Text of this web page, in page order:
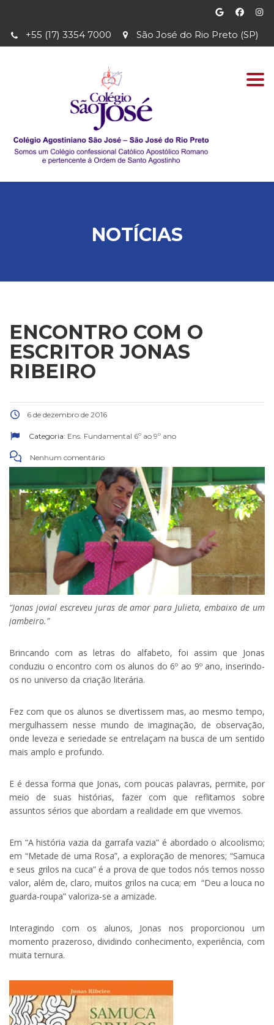
São José do Rio Preto (SP)
+55 (17) 3354 7000
NOTÍCIAS
ENCONTRO COM O
ESCRITOR JONAS
RIBEIRO
6 de dezembro de 2016
Categoria: Ens. Fundamental 6º ao 9º ano
Nenhum comentário
“Jonas jovial escreveu juras de amor para Julieta, embaixo de um
jambeiro.”
Brincando com as letras do alfabeto, foi assim que Jonas
conduziu o encontro com os alunos do 6º ao 9º ano, inserindo-
os no universo da criação literária.
Fez com que os alunos se divertissem mas, ao mesmo tempo,
mergulhassem nesse mundo de imaginação, de observação,
onde leveza e seriedade se entrelaçam na busca de um sentido
mais amplo e profundo.
E é dessa forma que Jonas, com poucas palavras, permite, por
meio de suas histórias, fazer com que reflitamos sobre
assuntos sérios que abordam a realidade em que vivemos.
Em “A história vazia da garrafa vazia” é abordado o alcoolismo;
em “Metade de uma Rosa”, a exploração de menores; “Samuca
e seus grilos na cuca” é a prova de que todos nós temos nosso
valor, além de, claro, muitos grilos na cuca; em “Deu a louca no
guarda-roupa” valoriza-se a amizade.
Interagindo com os alunos, Jonas nos proporcionou um
momento prazeroso, dividindo conhecimento, experiência, com
muita ternura.